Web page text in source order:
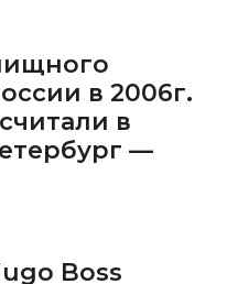
в 2006г.
в
—
Boss